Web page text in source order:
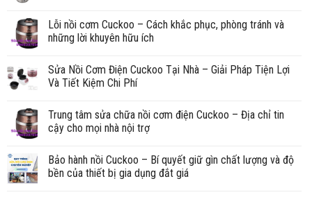
Lỗi nồi cơm Cuckoo – Cách khắc phục, phòng tránh và
những lời khuyên hữu ích
Sửa Nồi Cơm Điện Cuckoo Tại Nhà – Giải Pháp Tiện Lợi
Và Tiết Kiệm Chi Phí
Trung tâm sửa chữa nồi cơm điện Cuckoo – Địa chỉ tin
cậy cho mọi nhà nội trợ
Bảo hành nồi Cuckoo – Bí quyết giữ gìn chất lượng và độ
bền của thiết bị gia dụng đắt giá